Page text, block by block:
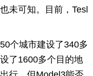
未可知。目前，Tesl
个城市建设了340多
了1600多个目的地